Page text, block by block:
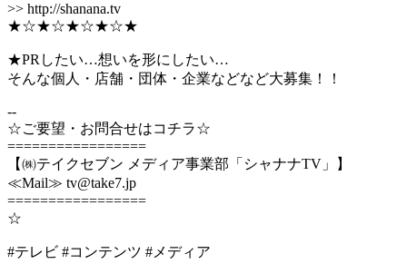
>> http://shanana.tv
★☆★☆★☆★☆★
★PRしたい…想いを形にしたい…
そんな個人・店舗・団体・企業などなど大募集！！
--
☆ご要望・お問合せはコチラ☆
=================
【㈱テイクセブン メディア事業部「シャナナTV」】
≪Mail≫ tv@take7.jp
=================
☆
#テレビ #コンテンツ #メディア